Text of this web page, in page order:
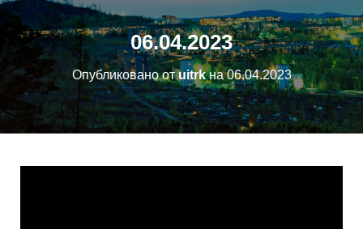
06.04.2023
Опубликовано отuitrkна06.04.2023